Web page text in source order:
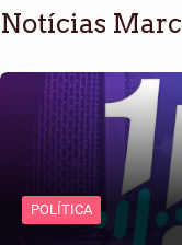
Notícias
POLÍTICA